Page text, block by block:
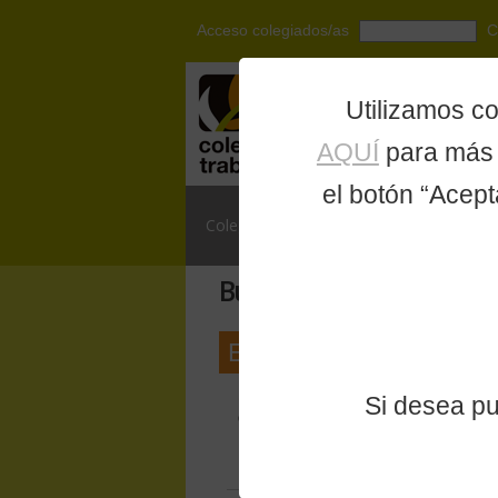
Utilizamos
AQUÍ para
el botón
Si desea
Acceso colegiados/as
Colegiación
Búsqueda por etiquetas
Etiqueta: Colegio
Importancia de
COVID19
El Colegio de Trabajo Social de
pueden ejercerla en la